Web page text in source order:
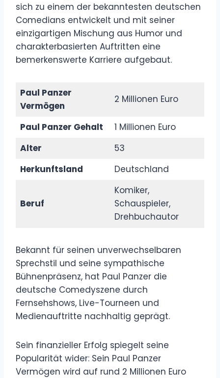
sich zu einem der bekanntesten deutschen
Comedians entwickelt und mit seiner
einzigartigen Mischung aus Humor und
charakterbasierten Auftritten eine
bemerkenswerte Karriere aufgebaut.
Paul Panzer
Vermögen
2 Millionen Euro
Paul Panzer Gehalt
1 Millionen Euro
Alter
53
Herkunftsland
Deutschland
Beruf
Komiker,
Schauspieler,
Drehbuchautor
Bekannt für seinen unverwechselbaren
Sprechstil und seine sympathische
Bühnenpräsenz, hat Paul Panzer die
deutsche Comedyszene durch
Fernsehshows, Live-Tourneen und
Medienauftritte nachhaltig geprägt.
Sein finanzieller Erfolg spiegelt seine
Popularität wider: Sein Paul Panzer
Vermögen wird auf rund 2 Millionen Euro